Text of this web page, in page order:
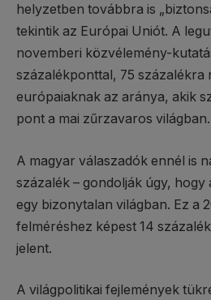
helyzetben továbbra is
tekintik az Európai Uniót. A
novemberi közvélemény-
százalékponttal, 75 százalékra
európaiaknak az aránya, akik
pont a mai zűrzavaros világban.
A magyar válaszadók ennél is
százalék – gondolják úgy,
egy bizonytalan világban. Ez a
felméréshez képest 14
jelent.
A világpolitikai fejlemények